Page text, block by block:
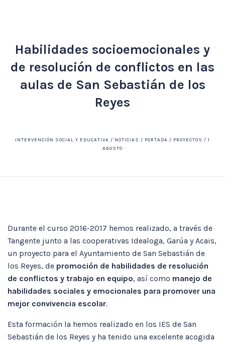
Habilidades socioemocionales y
de resolución de conflictos en las
aulas de San Sebastián de los
Reyes
INTERVENCIÓN SOCIAL Y EDUCATIVA / NOTICIAS / PORTADA / PROYECTOS / 1
AGOSTO
Durante el curso 2016-2017 hemos realizado, a través de
Tangente junto a las cooperativas Idealoga, Garúa y Acais,
un proyecto para el Ayuntamiento de San Sebastián de
los Reyes, de promoción de habilidades de resolución
de conflictos y trabajo en equipo, así como manejo de
habilidades sociales y emocionales para promover una
mejor convivencia escolar.
Esta formación la hemos realizado en los IES de San
Sebastián de los Reyes y ha tenido una excelente acogida